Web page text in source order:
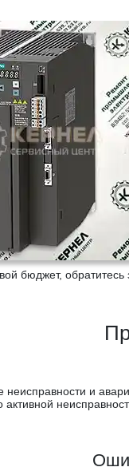
бюджет,
и
активной